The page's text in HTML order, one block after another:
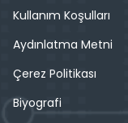
Kullanım Koşulları
Aydınlatma Metni
Çerez Politikası
Biyografi